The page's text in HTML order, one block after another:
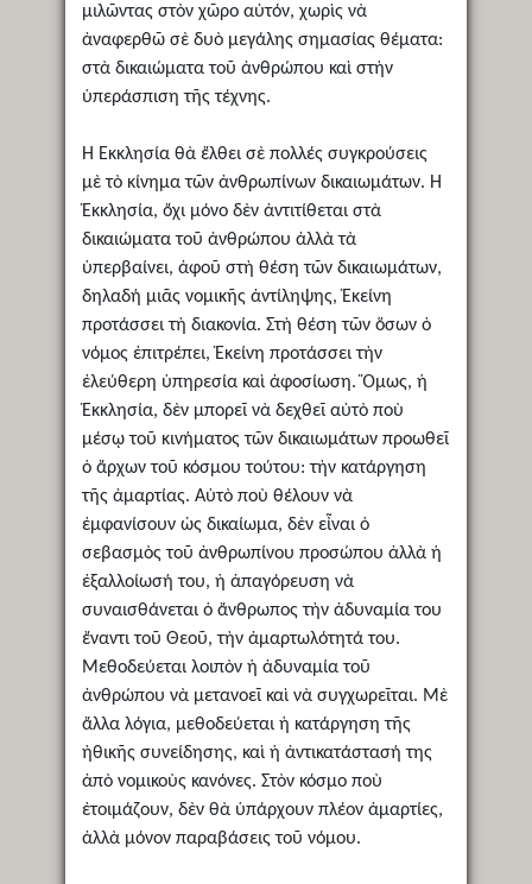
μιλῶντας στὸν χῶρο αὐτόν, χωρὶς νὰ
ἀναφερθῶ σὲ δυὸ μεγάλης σημασίας θέματα:
στὰ δικαιώματα τοῦ ἀνθρώπου καὶ στὴν
ὑπεράσπιση τῆς τέχνης.
Ἡ Ἐκκλησία θὰ ἔλθει σὲ πολλές συγκρούσεις
μὲ τὸ κίνημα τῶν ἀνθρωπίνων δικαιωμάτων. Ἡ
Ἐκκλησία, ὄχι μόνο δὲν ἀντιτίθεται στὰ
δικαιώματα τοῦ ἀνθρώπου ἀλλὰ τὰ
ὑπερβαίνει, ἀφοῦ στὴ θέση τῶν δικαιωμάτων,
δηλαδή μιᾶς νομικῆς ἀντίληψης, Ἐκείνη
προτάσσει τὴ διακονία. Στὴ θέση τῶν ὅσων ὁ
νόμος ἐπιτρέπει, Ἐκείνη προτάσσει τὴν
ἐλεύθερη ὑπηρεσία καὶ ἀφοσίωση. Ὅμως, ἡ
Ἐκκλησία, δὲν μπορεῖ νὰ δεχθεῖ αὐτὸ ποὺ
μέσῳ τοῦ κινήματος τῶν δικαιωμάτων προωθεῖ
ὁ ἄρχων τοῦ κόσμου τούτου: τὴν κατάργηση
τῆς ἀμαρτίας. Αὐτὸ ποὺ θέλουν νὰ
ἐμφανίσουν ὡς δικαίωμα, δὲν εἶναι ὁ
σεβασμὸς τοῦ ἀνθρωπίνου προσώπου ἀλλὰ ἡ
ἐξαλλοίωσή του, ἡ ἀπαγόρευση νὰ
συναισθάνεται ὁ ἄνθρωπος τὴν ἀδυναμία του
ἔναντι τοῦ Θεοῦ, τὴν ἀμαρτωλότητά του.
Μεθοδεύεται λοιπὸν ἡ ἀδυναμία τοῦ
ἀνθρώπου νὰ μετανοεῖ καὶ νὰ συγχωρεῖται. Μὲ
ἄλλα λόγια, μεθοδεύεται ἡ κατάργηση τῆς
ἠθικῆς συνείδησης, καὶ ἡ ἀντικατάστασή της
ἀπὸ νομικοὺς κανόνες. Στὸν κόσμο ποὺ
ἐτοιμάζουν, δὲν θὰ ὑπάρχουν πλέον ἀμαρτίες,
ἀλλὰ μόνον παραβάσεις τοῦ νόμου.